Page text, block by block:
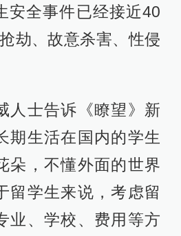
安全事件已经接近40
劫、故意杀害、性侵
人士告诉《瞭望》新
期生活在国内的学生
朵，不懂外面的世界
留学生来说，考虑留
业、学校、费用等方